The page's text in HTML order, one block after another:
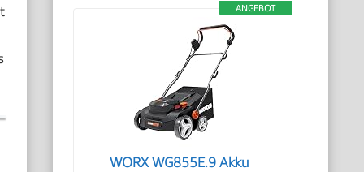
ANGEBOT
WORX WG855E.9 Akku